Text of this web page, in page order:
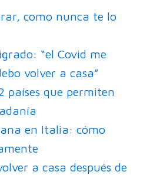
como nunca te lo
“el Covid me
volver a casa”
países que permiten
en Italia: cómo
a casa después de